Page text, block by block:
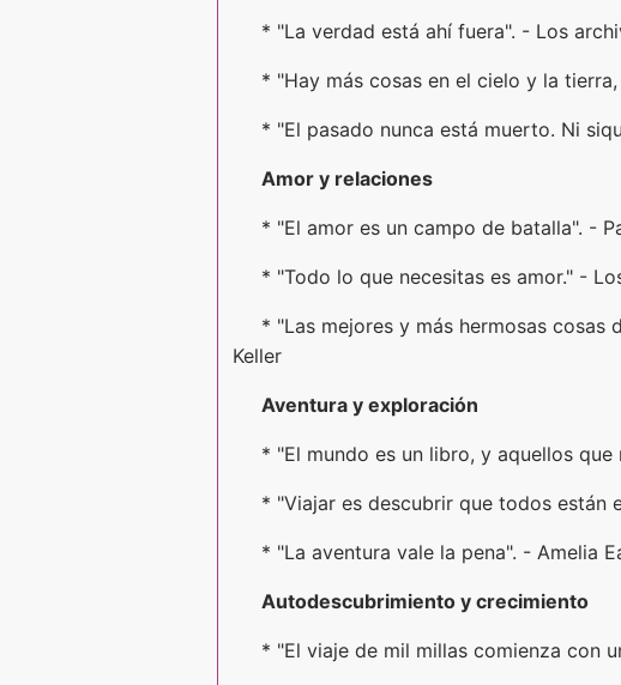
* "La verdad está ahí fuera". - Los
* "Hay más cosas en el cielo y la
* "El pasado nunca está muerto. Ni
Amor y relaciones
* "El amor es un campo de batalla". -
* "Todo lo que necesitas es amor." -
* "Las mejores y más hermosas
Keller
Aventura y exploración
* "El mundo es un libro, y aquellos
* "Viajar es descubrir que todos están
* "La aventura vale la pena". - Amelia
Autodescubrimiento y crecimiento
* "El viaje de mil millas comienza con